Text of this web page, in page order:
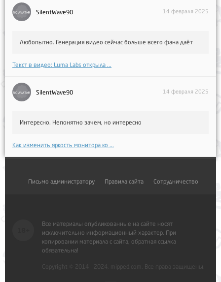
SilentWave90 14 февраля 2025
Любопытно. Генерация видео сейчас больше всего фана даёт
Текст в видео: Luma Labs открыла ...
SilentWave90 14 февраля 2025
Интересно. Непонятно зачем, но интересно
Как изменить яркость монитора ко ...
Письмо администратору Правила сайта Сотрудничество
Все материалы опубликованные на сайте носят
исключительно информационный характер. При
копировании материала с сайта, обратная ссылка
обязательна!
Copyright © 2014 - 2024, mipped.com. Все права защищены.